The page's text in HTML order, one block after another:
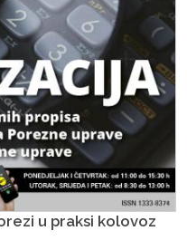
u praksi kolovoz